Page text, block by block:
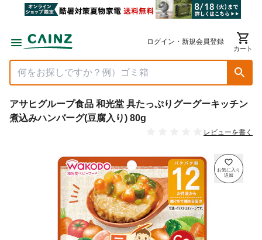
ログイン・新規会員登録
カート
アサヒグループ食品 和光堂 具たっぷりグーグーキッチン
煮込みハンバーグ(豆腐入り) 80g
レビューを書く